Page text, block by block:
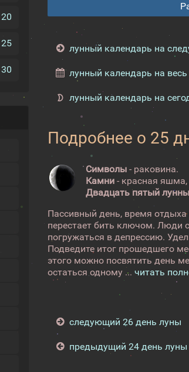
20
25
30
лунный календарь на
лунный календарь на весь
лунный календарь на
Подробнее о 25
Символы - раковина.
Камни - красная
Двадцать пятый
Пассивный день, время
перестает бить ключом. Люди
погружаться в депрессию.
Подведите итог прошедшего
этого можно посвятить день
остаться одному ...читать
следующий 26 день луны
предыдущий 24 день луны